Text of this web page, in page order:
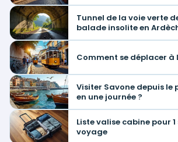
Tunnel de la voie verte
balade insolite en
Comment se déplacer à
Visiter Savone depuis le
en une journée ?
Liste valise cabine pour
voyage